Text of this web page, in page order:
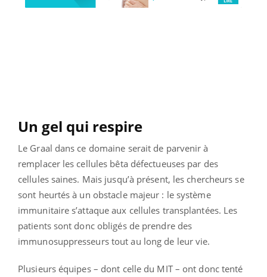
Un gel qui respire
Le Graal dans ce domaine serait de parvenir à
remplacer les cellules bêta défectueuses par des
cellules saines. Mais jusqu’à présent, les chercheurs se
sont heurtés à un obstacle majeur : le système
immunitaire s’attaque aux cellules transplantées. Les
patients sont donc obligés de prendre des
immunosuppresseurs tout au long de leur vie.
Plusieurs équipes – dont celle du MIT – ont donc tenté